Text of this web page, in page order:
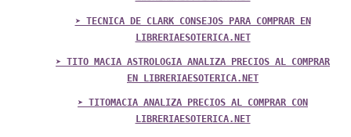
➤ TECNICA DE CLARK CONSEJOS PARA COMPRAR EN
LIBRERIAESOTERICA.NET
➤ TITO MACIA ASTROLOGIA ANALIZA PRECIOS AL COMPRAR
EN LIBRERIAESOTERICA.NET
➤ TITOMACIA ANALIZA PRECIOS AL COMPRAR CON
LIBRERIAESOTERICA.NET